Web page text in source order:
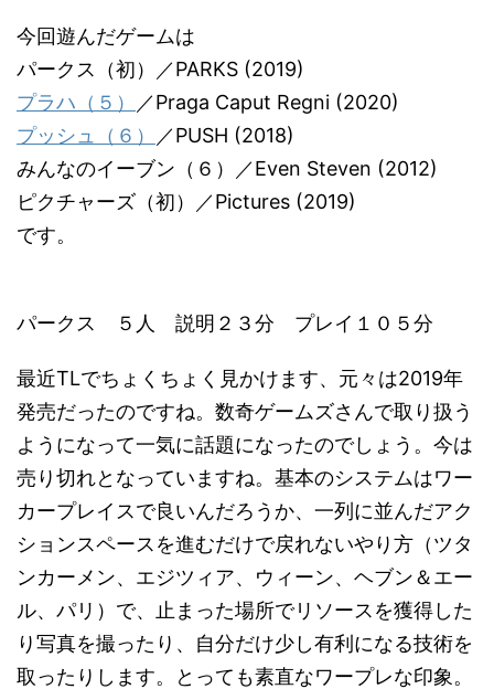
今回遊んだゲームは
パークス（初）／PARKS (2019)
プラハ（５）
／Praga Caput Regni (2020)
プッシュ（６）
／PUSH (2018)
みんなのイーブン（６）／Even Steven (2012)
ピクチャーズ（初）／Pictures (2019)
です。
パークス ５人 説明２３分 プレイ１０５分
最近TLでちょくちょく見かけます、元々は2019年
発売だったのですね。数奇ゲームズさんで取り扱う
ようになって一気に話題になったのでしょう。今は
売り切れとなっていますね。基本のシステムはワー
カープレイスで良いんだろうか、一列に並んだアク
ションスペースを進むだけで戻れないやり方（ツタ
ンカーメン、エジツィア、ウィーン、ヘブン＆エー
ル、パリ）で、止まった場所でリソースを獲得した
り写真を撮ったり、自分だけ少し有利になる技術を
取ったりします。とっても素直なワープレな印象。